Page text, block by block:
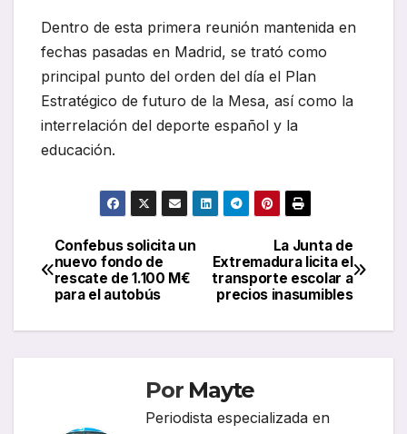
Dentro de esta primera reunión mantenida en
fechas pasadas en Madrid, se trató como
principal punto del orden del día el Plan
Estratégico de futuro de la Mesa, así como la
interrelación del deporte español y la
educación.
Navegación
de
entradas
La Junta de
Extremadura licita el
transporte escolar a
precios inasumibles
Confebus solicita un
nuevo fondo de
rescate de 1.100 M€
para el autobús
Por Mayte
Periodista especializada en